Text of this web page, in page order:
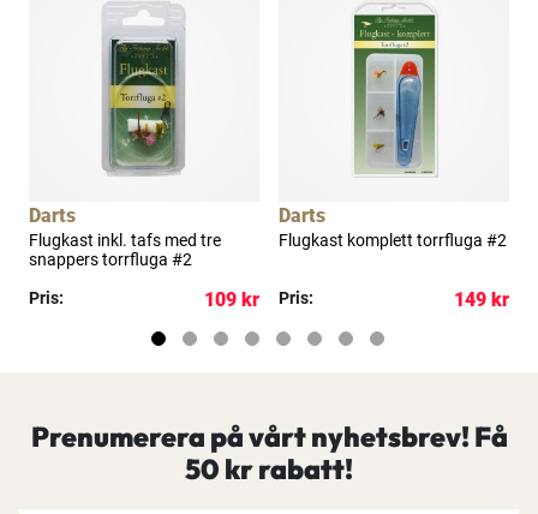
Darts
Flugkast inkl. tafs med tre
snappers torrfluga #2
Pris:
109 kr
Darts
Flugkast komplett torrfluga #2
Pris: 149 kr
Prenumerera på vårt nyhetsbrev! Få
50 kr rabatt!